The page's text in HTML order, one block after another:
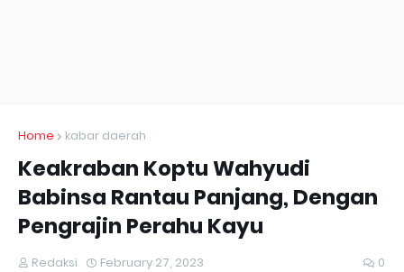
Home kabar daerah
Keakraban Koptu Wahyudi
Babinsa Rantau Panjang, Dengan
Pengrajin Perahu Kayu
Redaksi February 27, 2023 0